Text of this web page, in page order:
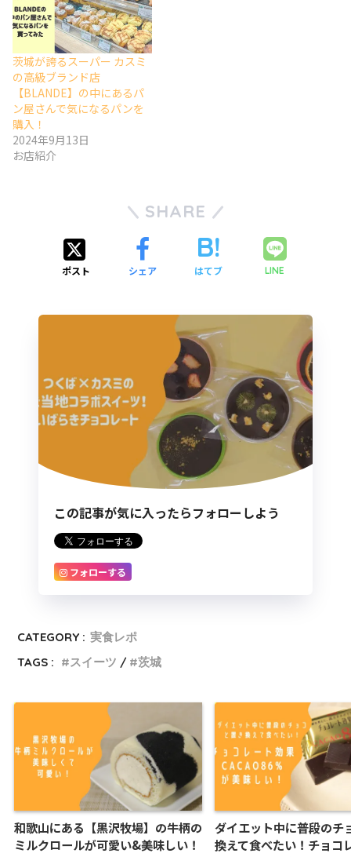
茨城が誇るスーパー カスミ
の高級ブランド店
【BLANDE】の中にあるパ
ン屋さんで気になるパンを
購入！
2024年9月13日
お店紹介
SHARE
ポスト シェア はてブ LINE
この記事が気に入ったらフォローしよう
フォローする
CATEGORY : 実食レポ
TAGS :
スイーツ 茨城
和歌山にある【黒沢牧場】の牛柄の
ミルクロールが可愛い&美味しい！
ダイエット中に普段のチ
換えて食べたい！チョコ